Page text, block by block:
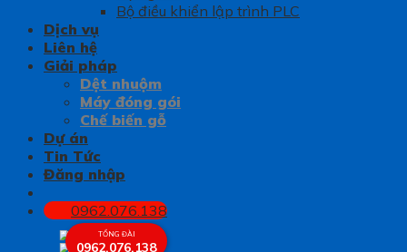
Bộ điều khiển lập trình PLC
Dịch vụ
Liên hệ
Giải pháp
Dệt nhuộm
Máy đóng gói
Chế biến gỗ
Dự án
Tin Tức
Đăng nhập
0962.076.138
TỔNG ĐÀI
0962.076.138